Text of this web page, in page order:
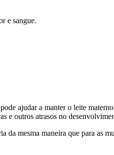
e sangue.
ajudar a manter o leite
e outros atrasos no
mesma maneira que para as